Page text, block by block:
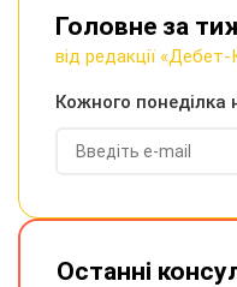
Головне за
від редакції
Кожного
Останні